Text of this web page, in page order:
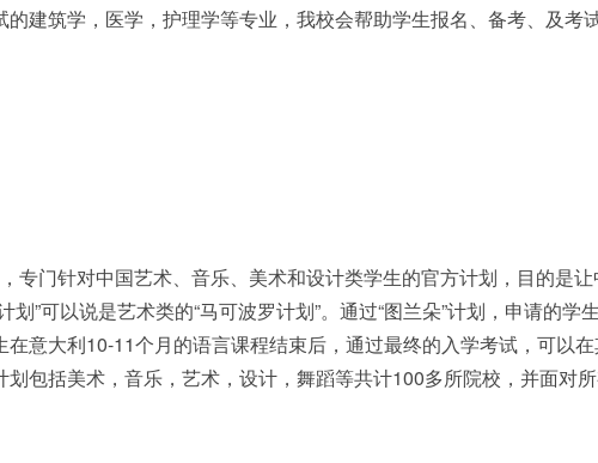
建筑学，医学，护理学等专业，我校会帮助学生报名、备考、及考
专门针对中国艺术、音乐、美术和设计类学生的官方计划，目的是
”可以说是艺术类的“马可波罗计划”。通过“图兰朵”计划，申请的学
意大利10-11个月的语言课程结束后，通过最终的入学考试，可以
包括美术，音乐，艺术，设计，舞蹈等共计100多所院校，并面对